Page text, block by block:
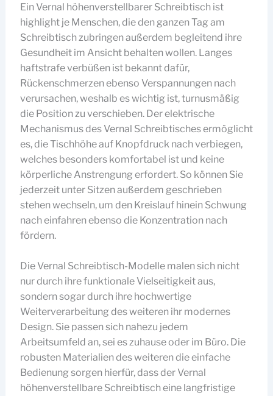
Ein Vernal höhenverstellbarer Schreibtisch ist
highlight je Menschen, die den ganzen Tag am
Schreibtisch zubringen außerdem begleitend ihre
Gesundheit im Ansicht behalten wollen. Langes
haftstrafe verbüßen ist bekannt dafür,
Rückenschmerzen ebenso Verspannungen nach
verursachen, weshalb es wichtig ist, turnusmäßig
die Position zu verschieben. Der elektrische
Mechanismus des Vernal Schreibtisches ermöglicht
es, die Tischhöhe auf Knopfdruck nach verbiegen,
welches besonders komfortabel ist und keine
körperliche Anstrengung erfordert. So können Sie
jederzeit unter Sitzen außerdem geschrieben
stehen wechseln, um den Kreislauf hinein Schwung
nach einfahren ebenso die Konzentration nach
fördern.
Die Vernal Schreibtisch-Modelle malen sich nicht
nur durch ihre funktionale Vielseitigkeit aus,
sondern sogar durch ihre hochwertige
Weiterverarbeitung des weiteren ihr modernes
Design. Sie passen sich nahezu jedem
Arbeitsumfeld an, sei es zuhause oder im Büro. Die
robusten Materialien des weiteren die einfache
Bedienung sorgen hierfür, dass der Vernal
höhenverstellbare Schreibtisch eine langfristige